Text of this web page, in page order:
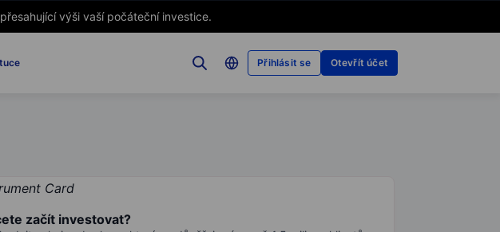
výši vaší počáteční investice.
Přihlásit se Otevřít účet
začít investovat?